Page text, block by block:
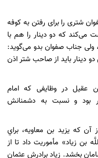
شتری را برای رفتن به کوفه
می‌کند که دو دینار را هم با
ولی جناب صفوان بدو می‌گوید:
دینار باید از صاحب شتر اذن
عقیل در وظایفی که امام
بود و نسبت به دشمنانش
آن كه يزيد بن معاويه، براي
بن زياد» مأموريت داد تا از
بخشد. زياد برادرش عثمان